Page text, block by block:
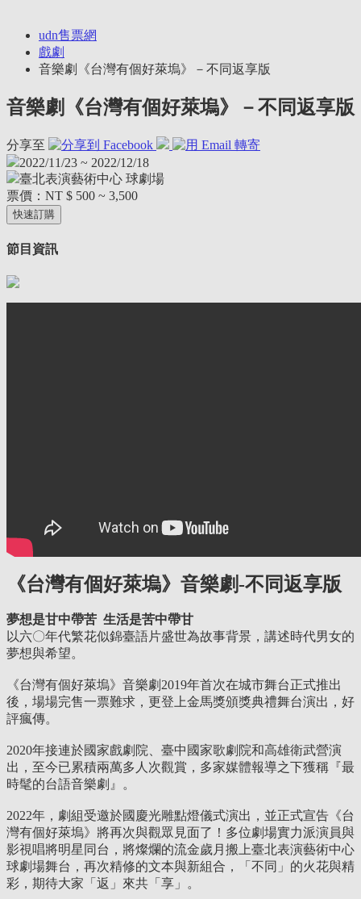
udn售票網
戲劇
音樂劇《台灣有個好萊塢》－不同返享版
音樂劇《台灣有個好萊塢》－不同返享版
分享至
2022/11/23 ~ 2022/12/18
臺北表演藝術中心 球劇場
票價： NT $ 500 ~ 3,500
快速訂購
節目資訊
《台灣有個好萊塢》音樂劇-不同返享版
夢想是甘中帶苦 生活是苦中帶甘
以六〇年代繁花似錦臺語片盛世為故事背景，講述時代男女的
夢想與希望。
《台灣有個好萊塢》音樂劇2019年首次在城市舞台正式推出
後，場場完售一票難求，更登上金馬獎頒獎典禮舞台演出，好
評瘋傳。
2020年接連於國家戲劇院、臺中國家歌劇院和高雄衛武營演
出，至今已累積兩萬多人次觀賞，多家媒體報導之下獲稱『最
時髦的台語音樂劇』。
2022年，劇組受邀於國慶光雕點燈儀式演出，並正式宣告《台
灣有個好萊塢》將再次與觀眾見面了！多位劇場實力派演員與
影視唱將明星同台，將燦爛的流金歲月搬上臺北表演藝術中心
球劇場舞台，再次精修的文本與新組合，「不同」的火花與精
彩，期待大家「返」來共「享」。